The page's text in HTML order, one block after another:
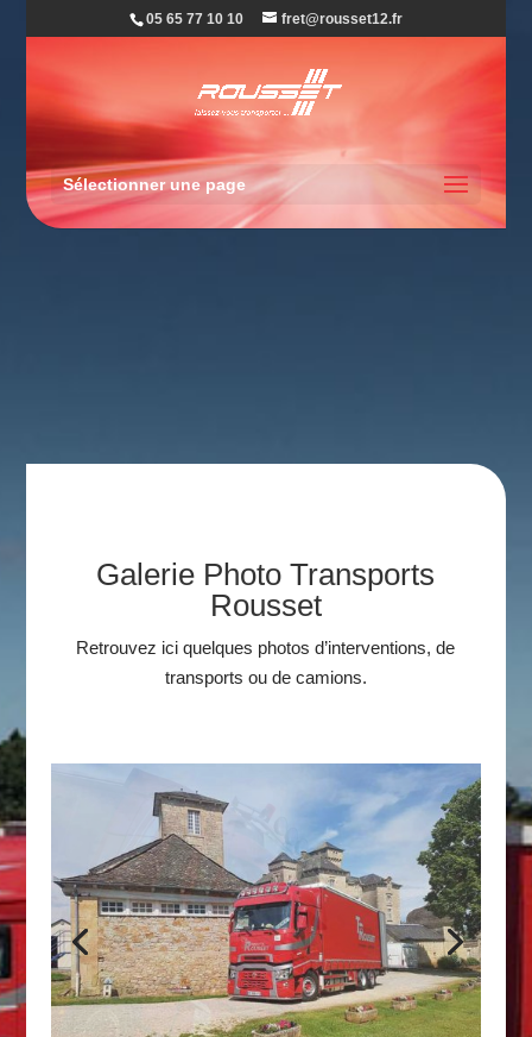
05 65 77 10 10 fret@rousset12.fr
Sélectionner une page
Galerie Photo Transports
Rousset
Retrouvez ici quelques photos d’interventions, de
transports ou de camions.